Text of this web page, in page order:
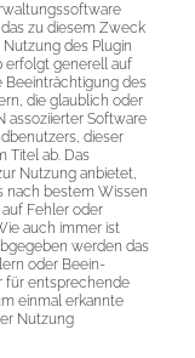
zu diesem Zweck
des Plugin
erfolgt generell auf
Beeinträchtigung des
die glaublich oder
assoziierter Software
dieser
Titel ab. Das
Nutzung anbietet,
nach bestem Wissen
Fehler oder
auch immer ist
werden das
oder Beein-
für entsprechende
einmal erkannte
Nutzung